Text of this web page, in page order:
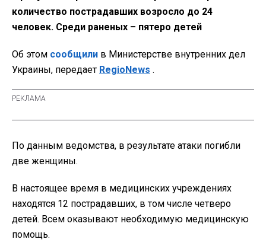
количество пострадавших возросло до 24
человек. Среди раненых – пятеро детей
Об этом сообщили в Министерстве внутренних дел
Украины, передает RegioNews .
По данным ведомства, в результате атаки погибли
две женщины.
В настоящее время в медицинских учреждениях
находятся 12 пострадавших, в том числе четверо
детей. Всем оказывают необходимую медицинскую
помощь.